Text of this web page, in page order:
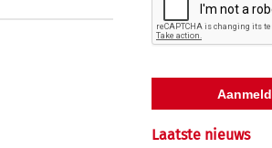
Laatste nieuws